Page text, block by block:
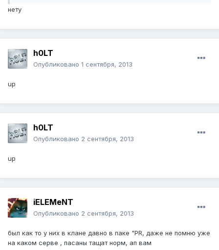
нету
h0LT
Опубликовано 1 сентября, 2013
up
h0LT
Опубликовано 2 сентября, 2013
up
iELEMeNT
Опубликовано 2 сентября, 2013
был как то у них в клане давно в паке "PR, даже не помню уже
на каком серве , пасаны тащат норм, ап вам